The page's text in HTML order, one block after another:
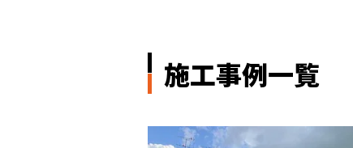
施工事例一覧